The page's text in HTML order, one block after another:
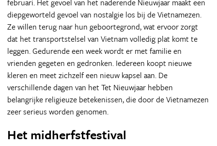
februari. Het gevoel van het naderende Nieuwjaar maakt een
diepgeworteld gevoel van nostalgie los bij de Vietnamezen.
Ze willen terug naar hun geboortegrond, wat ervoor zorgt
dat het transportstelsel van Vietnam volledig plat komt te
leggen. Gedurende een week wordt er met familie en
vrienden gegeten en gedronken. Iedereen koopt nieuwe
kleren en meet zichzelf een nieuw kapsel aan. De
verschillende dagen van het Tet Nieuwjaar hebben
belangrijke religieuze betekenissen, die door de Vietnamezen
zeer serieus worden genomen.
Het midherfstfestival